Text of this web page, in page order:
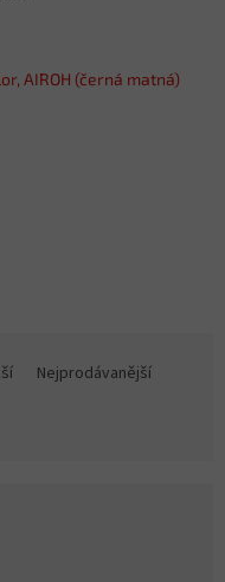
AIROH (černá matná)
Nejprodávanější